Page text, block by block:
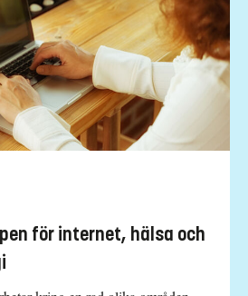
för internet, hälsa och